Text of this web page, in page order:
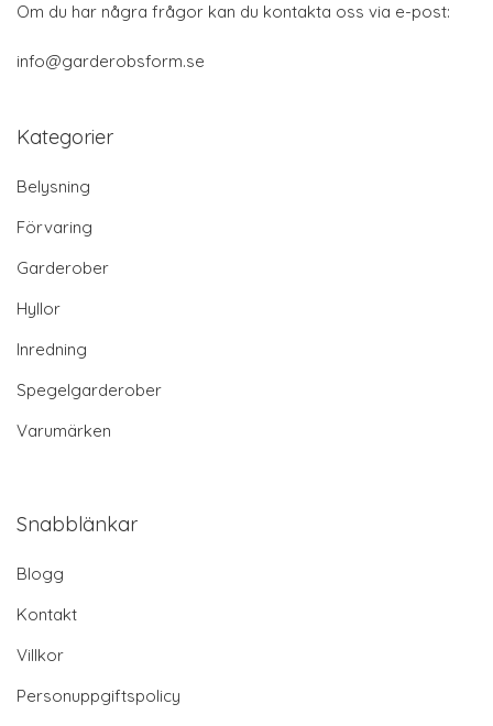
Om du har några frågor kan du kontakta oss via e-post:
info@garderobsform.se
Kategorier
Belysning
Förvaring
Garderober
Hyllor
Inredning
Spegelgarderober
Varumärken
Snabblänkar
Blogg
Kontakt
Villkor
Personuppgiftspolicy